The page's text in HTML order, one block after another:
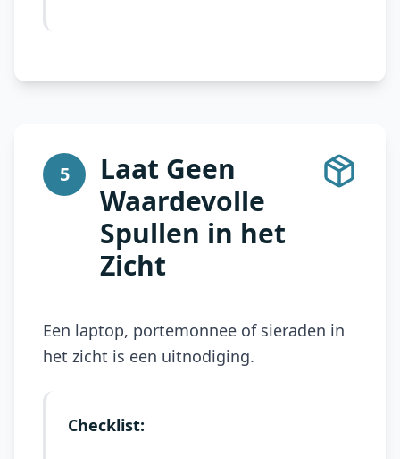
5
Laat Geen
Waardevolle
Spullen in het
Zicht
Een laptop, portemonnee of sieraden in
het zicht is een uitnodiging.
Checklist: